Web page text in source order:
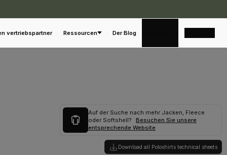
vertriebspartner Ressourcen Der Blog
Auf der Suche nach mehr Jacken, Fleece
oder Softshell?
Besuchen Sie unsere
entsprechende Website
Download all Poloshirts technical sheets